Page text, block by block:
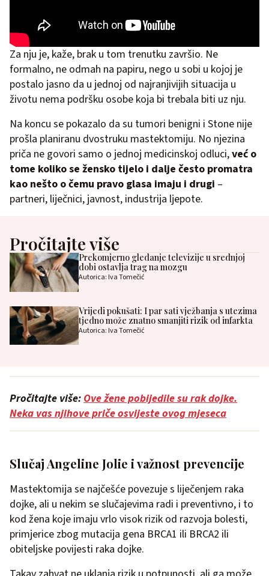
Za nju je, kaže, brak u tom trenutku završio. Ne
formalno, ne odmah na papiru, nego u sobi u kojoj je
postalo jasno da u jednoj od najranjivijih situacija u
životu nema podršku osobe koja bi trebala biti uz nju.
Na koncu se pokazalo da su tumori benigni i Stone nije
prošla planiranu dvostruku mastektomiju. No njezina
priča ne govori samo o jednoj medicinskoj odluci,već o
tome koliko se žensko tijelo i dalje često promatra
kao nešto o čemu pravo glasa imaju i drugi –
partneri, liječnici, javnost, industrija ljepote.
Pročitajte više
Prekomjerno gledanje televizije u srednjoj
dobi ostavlja trag na mozgu
Autorica: Iva Tomečić
Vrijedi pokušati: I par sati vježbanja s utezima
tjedno može znatno smanjiti rizik od infarkta
Autorica: Iva Tomečić
Pročitajte više:Ove žene pobijedile su rak dojke.
Neka vas njihove priče osvijeste ovog mjeseca
Slučaj Angeline Jolie i važnost prevencije
Mastektomija se najčešće povezuje s liječenjem raka
dojke, ali u nekim se slučajevima radi i preventivno, i to
kod žena koje imaju vrlo visok rizik od razvoja bolesti,
primjerice zbog mutacija gena BRCA1 ili BRCA2 ili
obiteljske povijesti raka dojke.